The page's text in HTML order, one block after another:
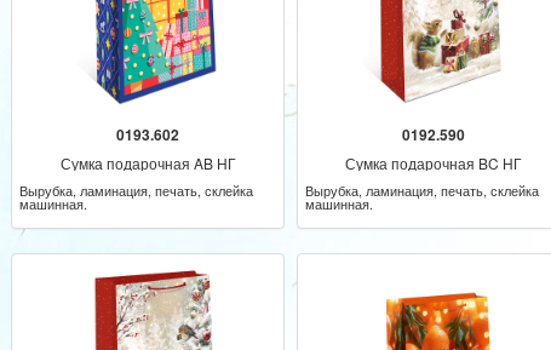
0193.602
Сумка подарочная AB НГ
Вырубка, ламинация, печать, склейка
машинная.
0192.590
Сумка подарочная BC НГ
Вырубка, ламинация, печать, склейка
машинная.